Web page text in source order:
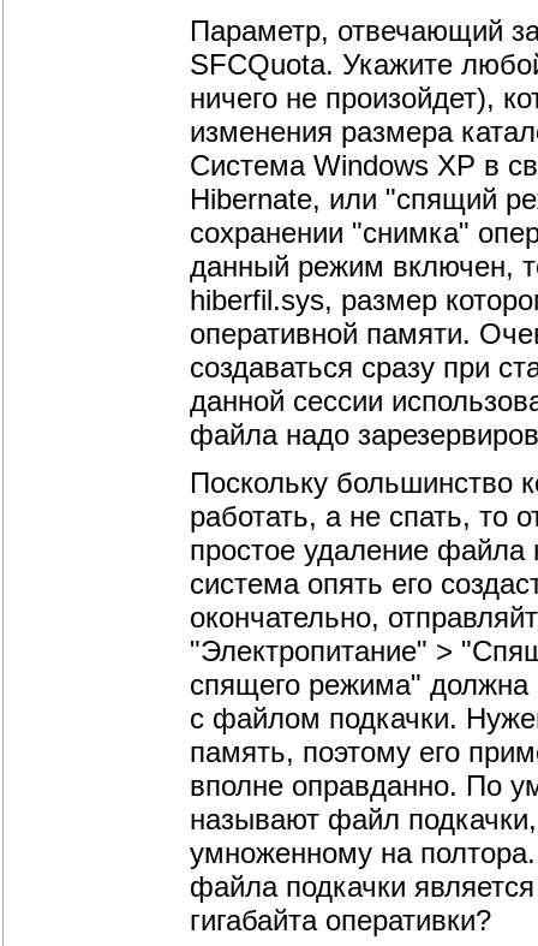
Параметр, отвечающий
SFCQuota. Укажите
ничего не произойдет),
изменения размера
Система Windows XP в
Hibernate, или "спящий
сохранении "снимка"
данный режим включен,
hiberfil.sys, размер
оперативной памяти.
создаваться сразу при
данной сессии
файла надо
Поскольку большинство
работать, а не спать, то
простое удаление файла
система опять его
окончательно,
"Электропитание" >
спящего режима" должна
с файлом подкачки.
память, поэтому его
вполне оправданно. По
называют файл
умноженному на
файла подкачки
гигабайта оперативки?